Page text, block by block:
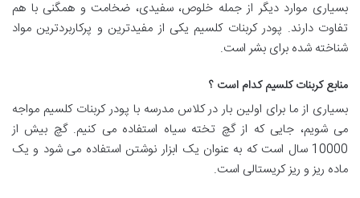
بسیاری موارد دیگر از جمله خلوص، سفیدی، ضخامت و همگنی با هم
تفاوت دارند. پودر کربنات کلسیم یکی از مفیدترین و پرکاربردترین مواد
شناخته شده برای بشر است.
منابع کربنات کلسیم کدام است ؟
بسیاری از ما برای اولین بار در کلاس مدرسه با پودر کربنات کلسیم مواجه
می شویم، جایی که از گچ تخته سیاه استفاده می کنیم. گچ بیش از
10000 سال است که به عنوان یک ابزار نوشتن استفاده می شود و یک
ماده ریز و ریز کریستالی است.